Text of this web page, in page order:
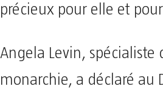
précieux pour elle et
Angela Levin, spécialiste
monarchie, a déclaré au